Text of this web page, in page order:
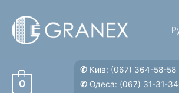
содержимому
0
✆ Київ: (067) 364-58-58
✆ Одеса: (067) 31-31-